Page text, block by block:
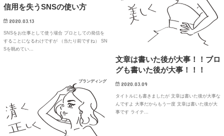
信用を失うSNSの使い方
2020.03.13
SNSをお仕事として使う場合 プロとしての発信を
することになるわけですが （当たり前ですね） SN
Sを眺めてい…
文章は書いた後が大事！！ブロ
グも書いた後が大事！！！
2020.03.09
タイトルにも書きましたが 文章は書いた後が大事な
んですよ 大事だからもう一度 文章は書いた後が大
事です ライテ…
ブランディング